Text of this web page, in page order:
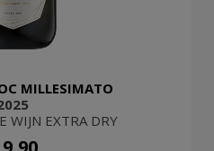
MILLESIMATO
WIJN EXTRA DRY